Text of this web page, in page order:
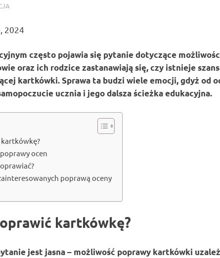
2024
często pojawia się pytanie dotyczące
oraz ich rodzice zastanawiają się, czy istnieje
kartkówki. Sprawa ta budzi wiele emocji, gdyż od
ucznia i jego dalsza ścieżka edukacyjna.
kartkówkę?
ocen
poprawą oceny
kartkówkę?
jest jasna – możliwość poprawy kartkówki